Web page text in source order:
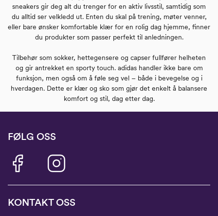
sneakers gir deg alt du trenger for en aktiv livsstil, samtidig som
du alltid ser velkledd ut. Enten du skal på trening, møter venner,
eller bare ønsker komfortable klær for en rolig dag hjemme, finner
du produkter som passer perfekt til anledningen.
Tilbehør som sokker, hettegensere og capser fullfører helheten
og gir antrekket en sporty touch. adidas handler ikke bare om
funksjon, men også om å føle seg vel – både i bevegelse og i
hverdagen. Dette er klær og sko som gjør det enkelt å balansere
komfort og stil, dag etter dag.
FØLG OSS
KONTAKT OSS